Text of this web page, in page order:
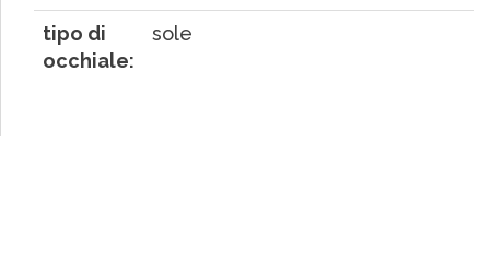
tipo di
occhiale:
sole